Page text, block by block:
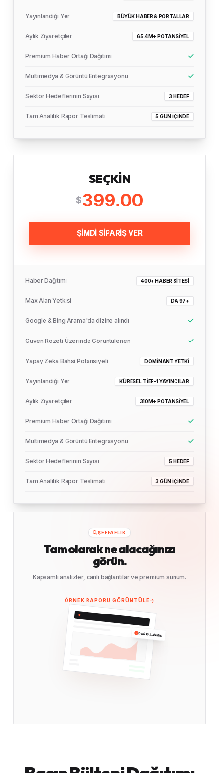
Yayınlandığı Yer BÜYÜK HABER & PORTALLAR
Aylık Ziyaretçiler 65.4M+ POTANSIYEL
Premium Haber Ortağı Dağıtımı
Multimedya & Görüntü Entegrasyonu
Sektör Hedeflerinin Sayısı 3 HEDEF
Tam Analitik Rapor Teslimatı 5 GÜN İÇINDE
SEÇKIN
$399.00
ŞİMDİ SİPARİŞ VER
Haber Dağıtımı 400+ HABER SITESI
Max Alan Yetkisi DA 97+
Google & Bing Arama'da dizine alındı
Güven Rozeti Üzerinde Görüntülenen
Yapay Zeka Bahsi Potansiyeli DOMINANT YETKI
Yayınlandığı Yer KÜRESEL TIER-1 YAYINCILAR
Aylık Ziyaretçiler 310M+ POTANSIYEL
Premium Haber Ortağı Dağıtımı
Multimedya & Görüntü Entegrasyonu
Sektör Hedeflerinin Sayısı 5 HEDEF
Tam Analitik Rapor Teslimatı 3 GÜN İÇINDE
ŞEFFAFLIK
Tam olarak ne alacağınızı
görün.
Kapsamlı analizler, canlı bağlantılar ve premium sunum.
ÖRNEK RAPORU GÖRÜNTÜLE
DOĞRULANMIŞ